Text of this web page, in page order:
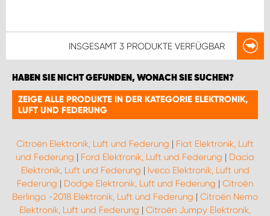
INSGESAMT 3 PRODUKTE VERFÜGBAR
HABEN SIE NICHT GEFUNDEN, WONACH SIE SUCHEN?
ZEIGE ALLE PRODUKTE IN DER KATEGORIE ELEKTRONIK,
LUFT UND FEDERUNG
Citroën Elektronik, Luft und Federung | Fiat Elektronik, Luft
und Federung | Ford Elektronik, Luft und Federung | Dacia
Elektronik, Luft und Federung | Iveco Elektronik, Luft und
Federung | Dodge Elektronik, Luft und Federung | Citroën
Berlingo -2018 Elektronik, Luft und Federung | Citroën Nemo
Elektronik, Luft und Federung | Citroën Jumpy Elektronik,